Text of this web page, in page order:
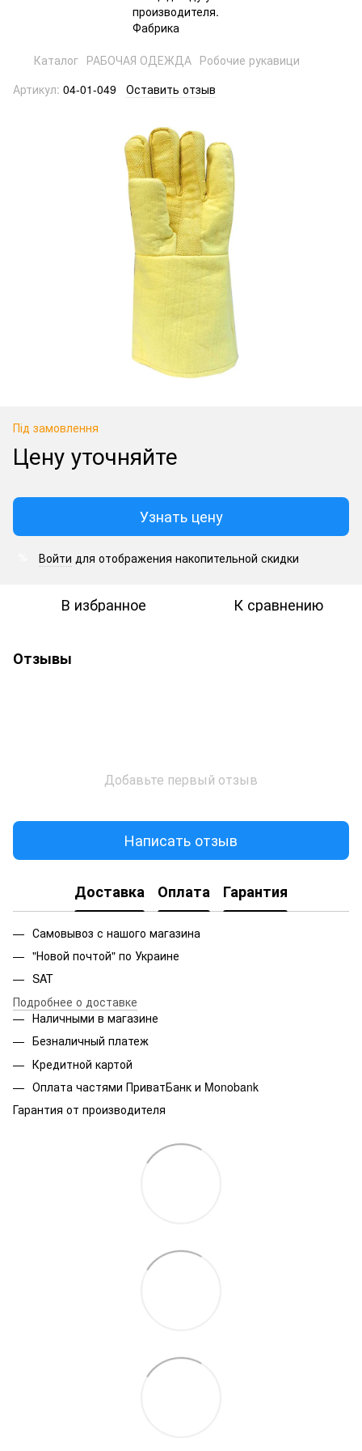
Каталог РАБОЧАЯ ОДЕЖДА Робочие рукавици
Артикул: 04-01-049 Оставить отзыв
Під замовлення
Цену уточняйте
Узнать цену
Войти для отображения накопительной скидки
В избранное К сравнению
Отзывы
Добавьте первый отзыв
Написать отзыв
Доставка Оплата Гарантия
Самовывоз с нашого магазина
"Новой почтой" по Украине
SAT
Подробнее о доставке
Наличными в магазине
Безналичный платеж
Кредитной картой
Оплата частями ПриватБанк и Monobank
Гарантия от производителя